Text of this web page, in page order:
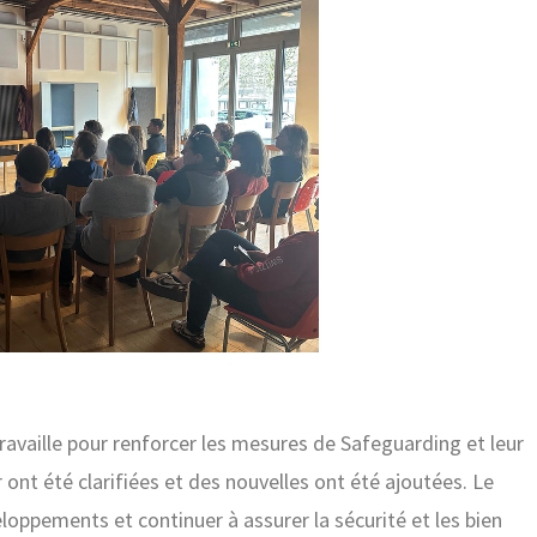
pour renforcer les mesures de Safeguarding et leur
été clarifiées et des nouvelles ont été ajoutées. Le
et continuer à assurer la sécurité et les bien